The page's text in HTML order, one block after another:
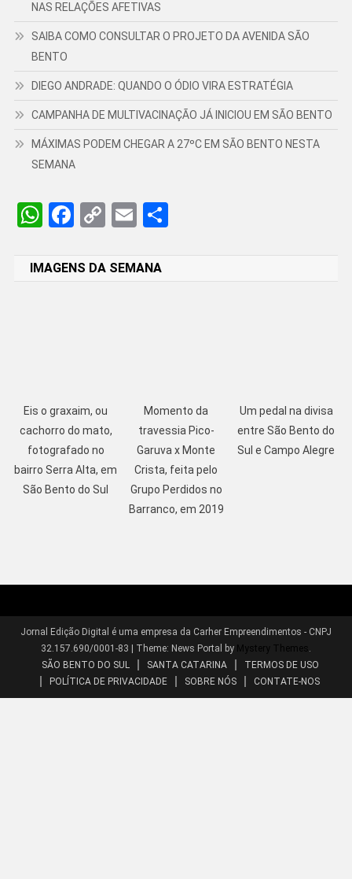
NAS RELAÇÕES AFETIVAS
SAIBA COMO CONSULTAR O PROJETO DA AVENIDA SÃO
BENTO
DIEGO ANDRADE: QUANDO O ÓDIO VIRA ESTRATÉGIA
CAMPANHA DE MULTIVACINAÇÃO JÁ INICIOU EM SÃO BENTO
MÁXIMAS PODEM CHEGAR A 27ºC EM SÃO BENTO NESTA
SEMANA
WhatsApp
Facebook
CopyEmail
IMAGENS DA SEMANA
Eis o graxaim, ou
cachorro do mato,
fotografado no
bairro Serra Alta, em
São Bento do Sul
Momento da
travessia Pico-
Garuva x Monte
Crista, feita pelo
Grupo Perdidos no
Barranco, em 2019
Um pedal na divisa
entre São Bento do
Sul e Campo Alegre
Jornal Edição Digital é uma empresa da Carher Empreendimentos - CNPJ
32.157.690/0001-83 | Theme: News Portal by Mystery Themes
SÃO BENTO DO SUL
SANTA CATARINA
TERMOS DE USO
POLÍTICA DE PRIVACIDADE
SOBRE NÓS CONTATE-NOS